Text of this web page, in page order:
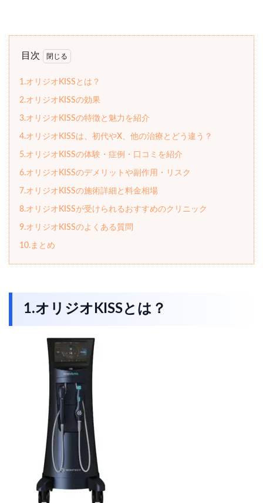
目次
1.オリジオKISSとは？
2.オリジオKISSの効果
3.オリジオKISSの特徴と魅力を紹介
4.オリジオKISSは、初代やX、他の治療とどう違う？
5.オリジオKISSの体験・症例・口コミを紹介
6.オリジオKISSのデメリットや副作用・リスク
7.オリジオKISSの施術詳細と料金相場
8.オリジオKISSが受けられるおすすめのクリニック
9.オリジオKISSのよくある質問
10.まとめ
1.オリジオKISSとは？